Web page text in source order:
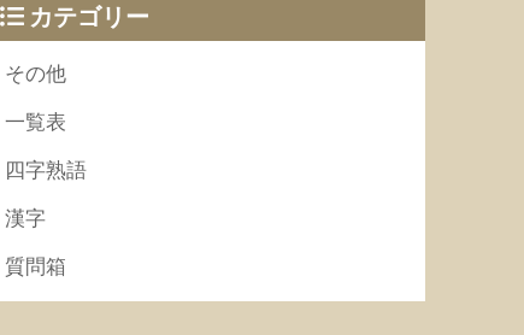
カテゴリー
その他
一覧表
四字熟語
漢字
質問箱